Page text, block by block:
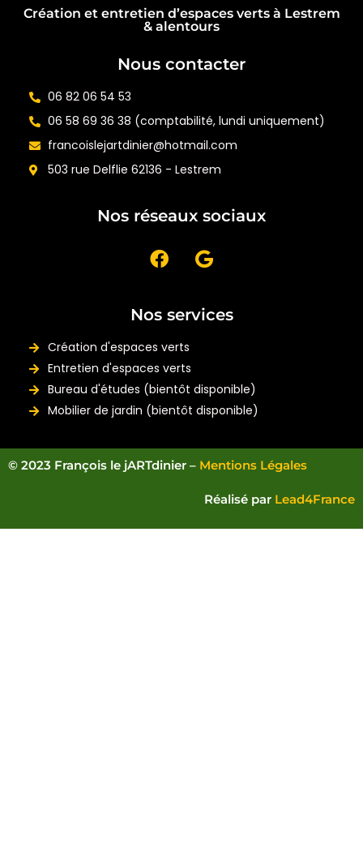
Création et entretien d’espaces verts à Lestrem
& alentours
Nous contacter
06 82 06 54 53
06 58 69 36 38 (comptabilité, lundi uniquement)
francoislejartdinier@hotmail.com
503 rue Delflie 62136 - Lestrem
Nos réseaux sociaux
Nos services
Création d'espaces verts
Entretien d'espaces verts
Bureau d'études (bientôt disponible)
Mobilier de jardin (bientôt disponible)
© 2023 François le jARTdinier – Mentions Légales
Réalisé par Lead4France